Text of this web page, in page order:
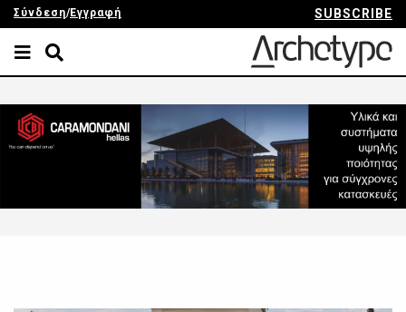
Σύνδεση/Εγγραφή SUBSCRIBE